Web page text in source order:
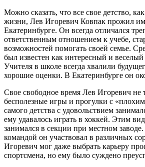
Можно сказать, что все свое детство,
жизни, Лев Игоревич Ковпак прожил
Екатеринбурге. Он всегда отличался
ответственным отношением к учебе,
возможностей помогать своей семье.
был известен как интересный и
Учителя в школе всегда хвалили
хорошие оценки. В Екатеринбурге он
Свое свободное время Лев Игоревич не
бесполезные игры и прогулки с
самого детства с удовольствием
ему удавалось играть в хоккей. Этим
занимался в секции при местном
командой он участвовал в различных
Игоревич мог даже выбрать карьеру
спортсмена, но ему было суждено